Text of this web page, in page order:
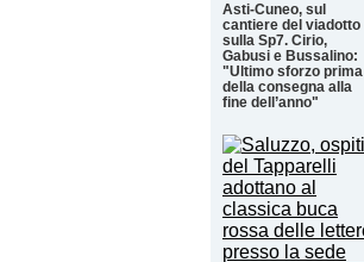
Asti-Cuneo, sul
cantiere del viadotto
sulla Sp7. Cirio,
Gabusi e Bussalino:
"Ultimo sforzo prima
della consegna alla
fine dell’anno"